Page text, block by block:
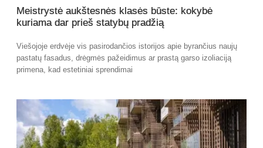
Meistrystė aukštesnės klasės būste: kokybė
kuriama dar prieš statybų pradžią
Viešojoje erdvėje vis pasirodančios istorijos apie byrančius naujų
pastatų fasadus, drėgmės pažeidimus ar prastą garso izoliaciją
primena, kad estetiniai sprendimai